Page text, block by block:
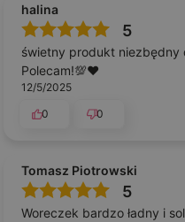
halina
5
świetny produkt niezbędny
Polecam!💯❤️
12/5/2025
0
0
Tomasz Piotrowski
5
Woreczek bardzo ładny i